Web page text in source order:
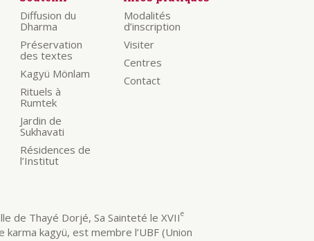
Diffusion du
Dharma
Préservation
des textes
Kagyü Mönlam
Rituels à
Rumtek
Jardin de
Sukhavati
Résidences de
l’Institut
Modalités
d’inscription
Visiter
Centres
Contact
de Thayé Dorjé, Sa Sainteté le XVIIe
kagyü, est membre l’UBF (Union